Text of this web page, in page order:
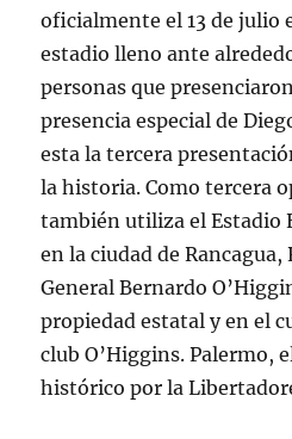
oficialmente el 13 de julio
estadio lleno ante
personas que
presencia especial de
esta la tercera
la historia. Como tercera
también utiliza el Estadio
en la ciudad de
General Bernardo
propiedad estatal y en el
club O’Higgins. Palermo,
histórico por la